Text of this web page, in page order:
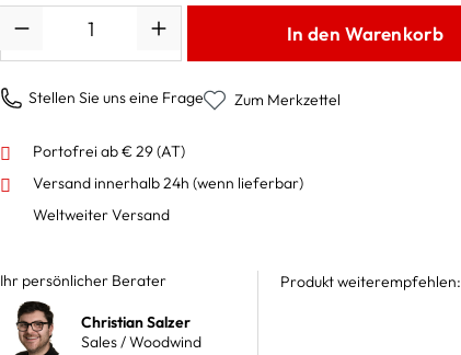
In den Warenkorb
Stellen Sie uns eine Frage Zum Merkzettel
Portofrei ab € 29 (AT)
Versand innerhalb 24h (wenn lieferbar)
Weltweiter Versand
Ihr persönlicher Berater
Christian Salzer
Sales / Woodwind
Produkt weiterempfehlen: